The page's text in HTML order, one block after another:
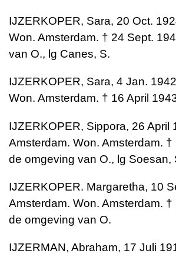
IJZERKOPER, Sara, 20 Oct.
Won. Amsterdam. † 24 Sept.
van O., lg Canes, S.
IJZERKOPER, Sara, 4 Jan.
Won. Amsterdam. † 16 April
IJZERKOPER, Sippora, 26 April
Amsterdam. Won. Amsterdam.
de omgeving van O., lg Soesan,
IJZERKOPER. Margaretha, 10
Amsterdam. Won. Amsterdam.
de omgeving van O.
IJZERMAN, Abraham, 17 Juli